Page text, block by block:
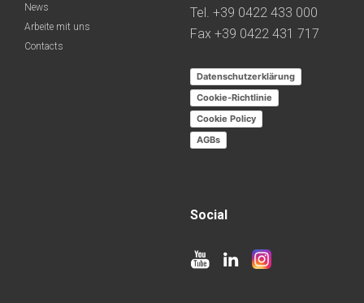
News
Arbeite mit uns
Contacts
Tel. +39 0422 433 000
Fax +39 0422 431 717
Datenschutzerklärung
Cookie-Richtlinie
Cookie Policy
AGBs
Social